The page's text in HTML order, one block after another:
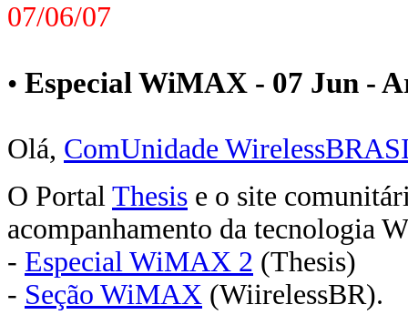
07/06/07
• Especial WiMAX - 07 Jun -
Olá, ComUnidade
O Portal Thesis e o site
acompanhamento da tecnologia
- Especial WiMAX 2 (Thesis)
- Seção WiMAX (WiirelessBR).